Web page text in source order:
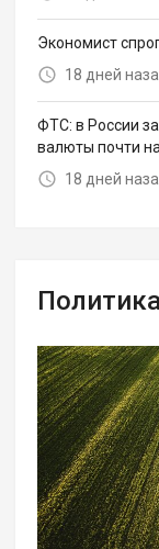
Экономист
18 дней
ФТС: в России
валюты почти
18 дней
Политика